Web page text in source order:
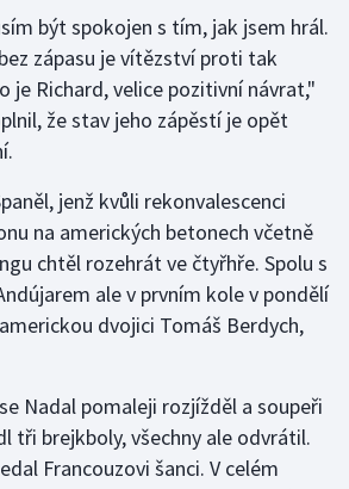
být spokojen s tím, jak jsem hrál.
zápasu je vítězství proti tak
je Richard, velice pozitivní návrat,"
že stav jeho zápěstí je opět
jenž kvůli rekonvalescenci
na amerických betonech včetně
chtěl rozehrát ve čtyřhře. Spolu s
ale v prvním kole v pondělí
dvojici Tomáš Berdych,
Nadal pomaleji rozjížděl a soupeři
tři brejkboly, všechny ale odvrátil.
Francouzovi šanci. V celém